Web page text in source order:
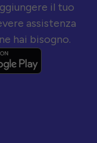
il tuo
assistenza
hai bisogno.